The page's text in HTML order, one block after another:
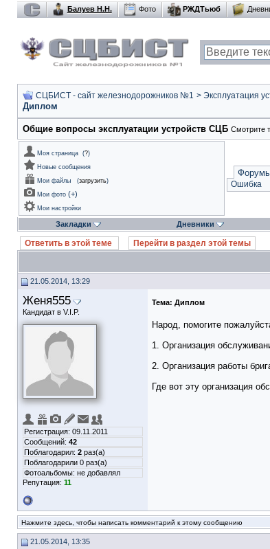
Балуев Н.Н. Фото РЖДТьюб
СЦБИСТ - сайт железнодорожников №1 > Эксплуатация
Диплом
Общие вопросы эксплуатации устройств СЦБ Смотрите
Моя страница (?)
Новые сообщения
Мои файлы
(загрузить)
Мои фото (+)
Мои настройки
Ошибка
Закладки Дневники
Ответить в этой теме Перейти в раздел этой темы
21.05.2014, 13:29
Женя555
Кандидат в V.I.P.
Регистрация: 09.11.2011
Сообщений: 42
Поблагодарил: 2 раз(а)
Поблагодарили 0 раз(а)
Фотоальбомы: не добавлял
Репутация: 11
Тема: Диплом
Народ, помогите
1. Организация
2. Организация работы
Где вот эту организация
Нажмите здесь, чтобы написать комментарий к этому сообщению
21.05.2014, 13:35